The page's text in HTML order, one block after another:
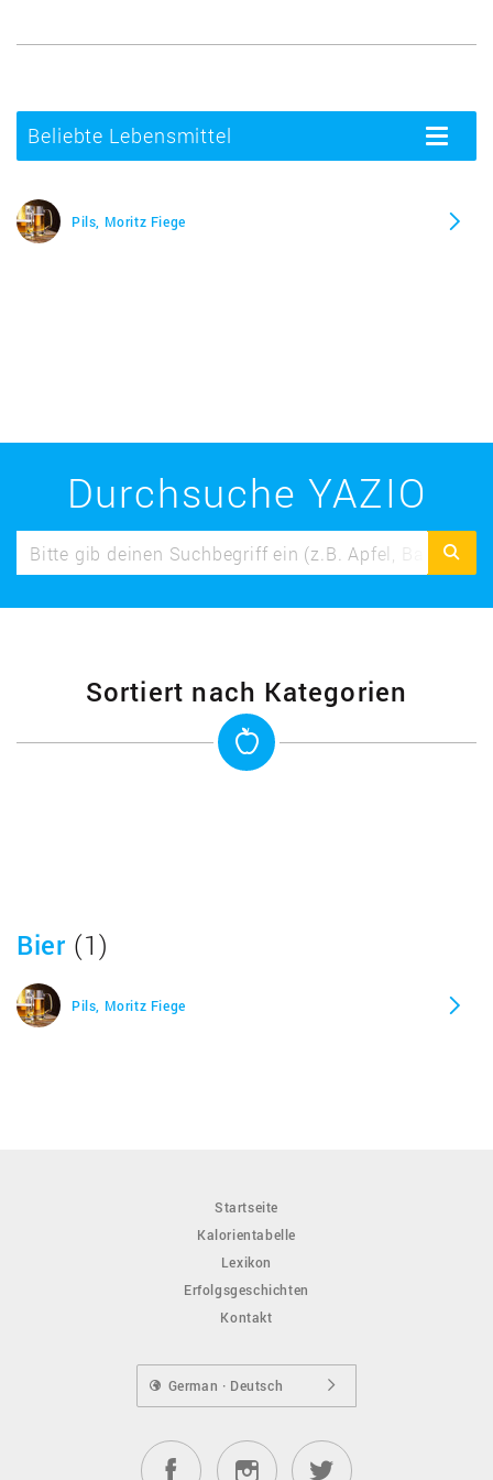
Beliebte Lebensmittel
Toggle
Pils, Moritz Fiege
Durchsuche YAZIO
Sortiert nach Kategorien
Bier (1)
Pils, Moritz Fiege
Startseite
Kalorientabelle
Lexikon
Erfolgsgeschichten
Kontakt
German · Deutsch